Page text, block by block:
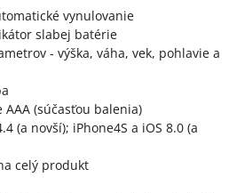
vynulovanie
slabej batérie
- výška, váha, vek, pohlavie a
(súčasťou balenia)
(a novší); iPhone4S a iOS 8.0 (a
celý produkt